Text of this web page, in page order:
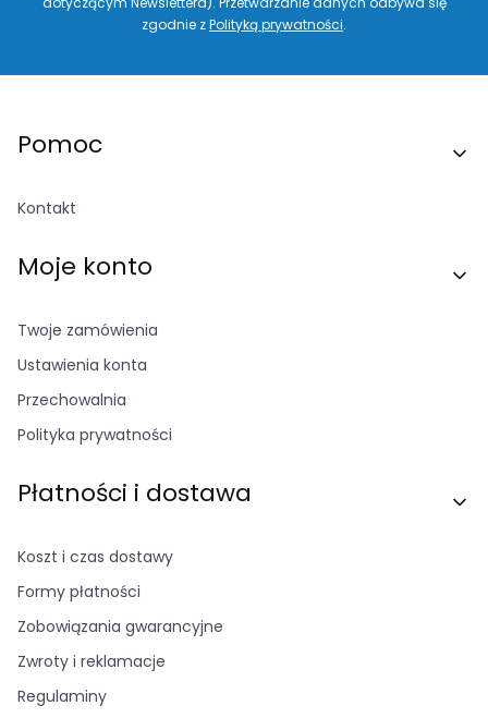
zgodnie zPolityką prywatności.
Linki w stopce
Pomoc
Kontakt
Moje konto
Twoje zamówienia
Ustawienia konta
Przechowalnia
Polityka prywatności
Płatności i dostawa
Koszt i czas dostawy
Formy płatności
Zobowiązania gwarancyjne
Zwroty i reklamacje
Regulaminy